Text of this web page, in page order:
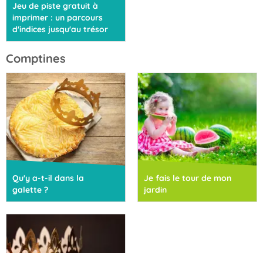
Jeu de piste gratuit à
imprimer : un parcours
d'indices jusqu'au trésor
Comptines
Qu'y a-t-il dans la
galette ?
Je fais le tour de mon
jardin